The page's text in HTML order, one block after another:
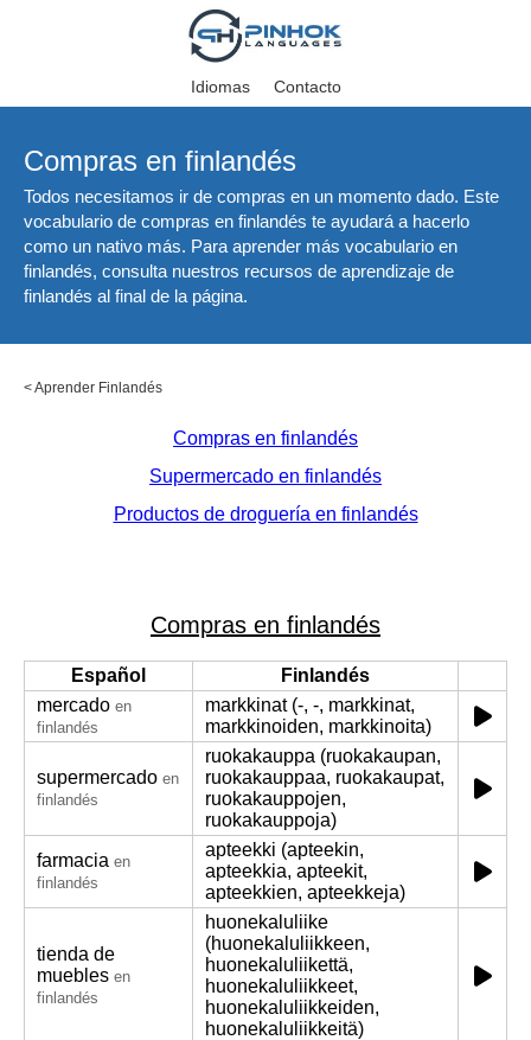
Idiomas Contacto
Compras en finlandés
Todos necesitamos ir de compras en un momento dado. Este
vocabulario de compras en finlandés te ayudará a hacerlo
como un nativo más. Para aprender más vocabulario en
finlandés, consulta nuestros recursos de aprendizaje de
finlandés al final de la página.
<Aprender Finlandés
Compras en finlandés
Supermercado en finlandés
Productos de droguería en finlandés
Compras en finlandés
Español
Finlandés
mercado en
finlandés
markkinat (-, -, markkinat,
markkinoiden, markkinoita)
supermercado en
finlandés
ruokakauppa (ruokakaupan,
ruokakauppaa, ruokakaupat,
ruokakauppojen,
ruokakauppoja)
farmacia en
finlandés
apteekki (apteekin,
apteekkia, apteekit,
apteekkien, apteekkeja)
tienda de
muebles en
finlandés
huonekaluliike
(huonekaluliikkeen,
huonekaluliikettä,
huonekaluliikkeet,
huonekaluliikkeiden,
huonekaluliikkeitä)